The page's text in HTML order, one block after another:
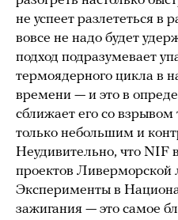
не успеет разлететься в
вовсе не надо будет
подход подразумевает
термоядерного цикла в
времени — и это в
сближает его со
только небольшим и
Неудивительно, что NIF
проектов Ливерморской
Эксперименты в
зажигания — это самое